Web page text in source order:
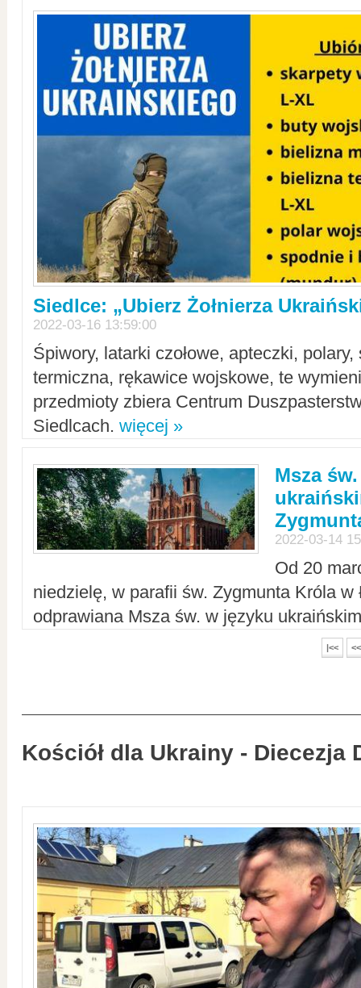
Siedlce: „Ubierz Żołnierza
2022-03-16 13:59:00
Śpiwory, latarki czołowe, apteczki,
termiczna, rękawice wojskowe, te
przedmioty zbiera Centrum
Siedlcach. więcej »
Msza
2022-03-14
Od 20
niedzielę, w parafii św. Zygmunta Króla w
odprawiana Msza św. w języku
|<< <<
Kościół dla Ukrainy - Diecezja